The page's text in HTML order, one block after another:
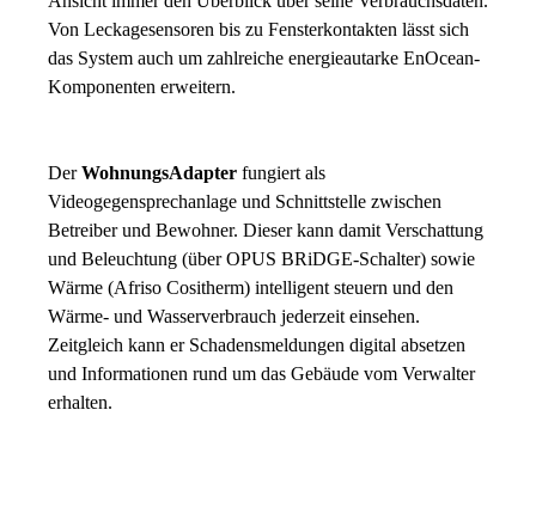
Von Leckagesensoren bis zu Fensterkontakten lässt sich
das System auch um zahlreiche energieautarke EnOcean-
Komponenten erweitern.
DerWohnungsAdapter fungiert als
Videogegensprechanlage und Schnittstelle zwischen
Betreiber und Bewohner. Dieser kann damit Verschattung
und Beleuchtung (über OPUS BRiDGE-Schalter) sowie
Wärme (Afriso Cositherm) intelligent steuern und den
Wärme- und Wasserverbrauch jederzeit einsehen.
Zeitgleich kann er Schadensmeldungen digital absetzen
und Informationen rund um das Gebäude vom Verwalter
erhalten.